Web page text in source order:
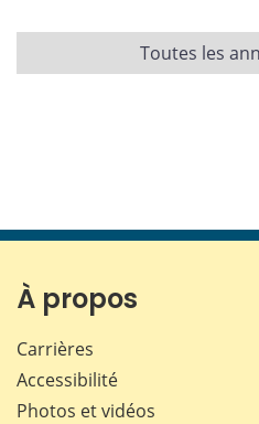
Toutes les
À propos
Carrières
Accessibilité
Photos et vidéos